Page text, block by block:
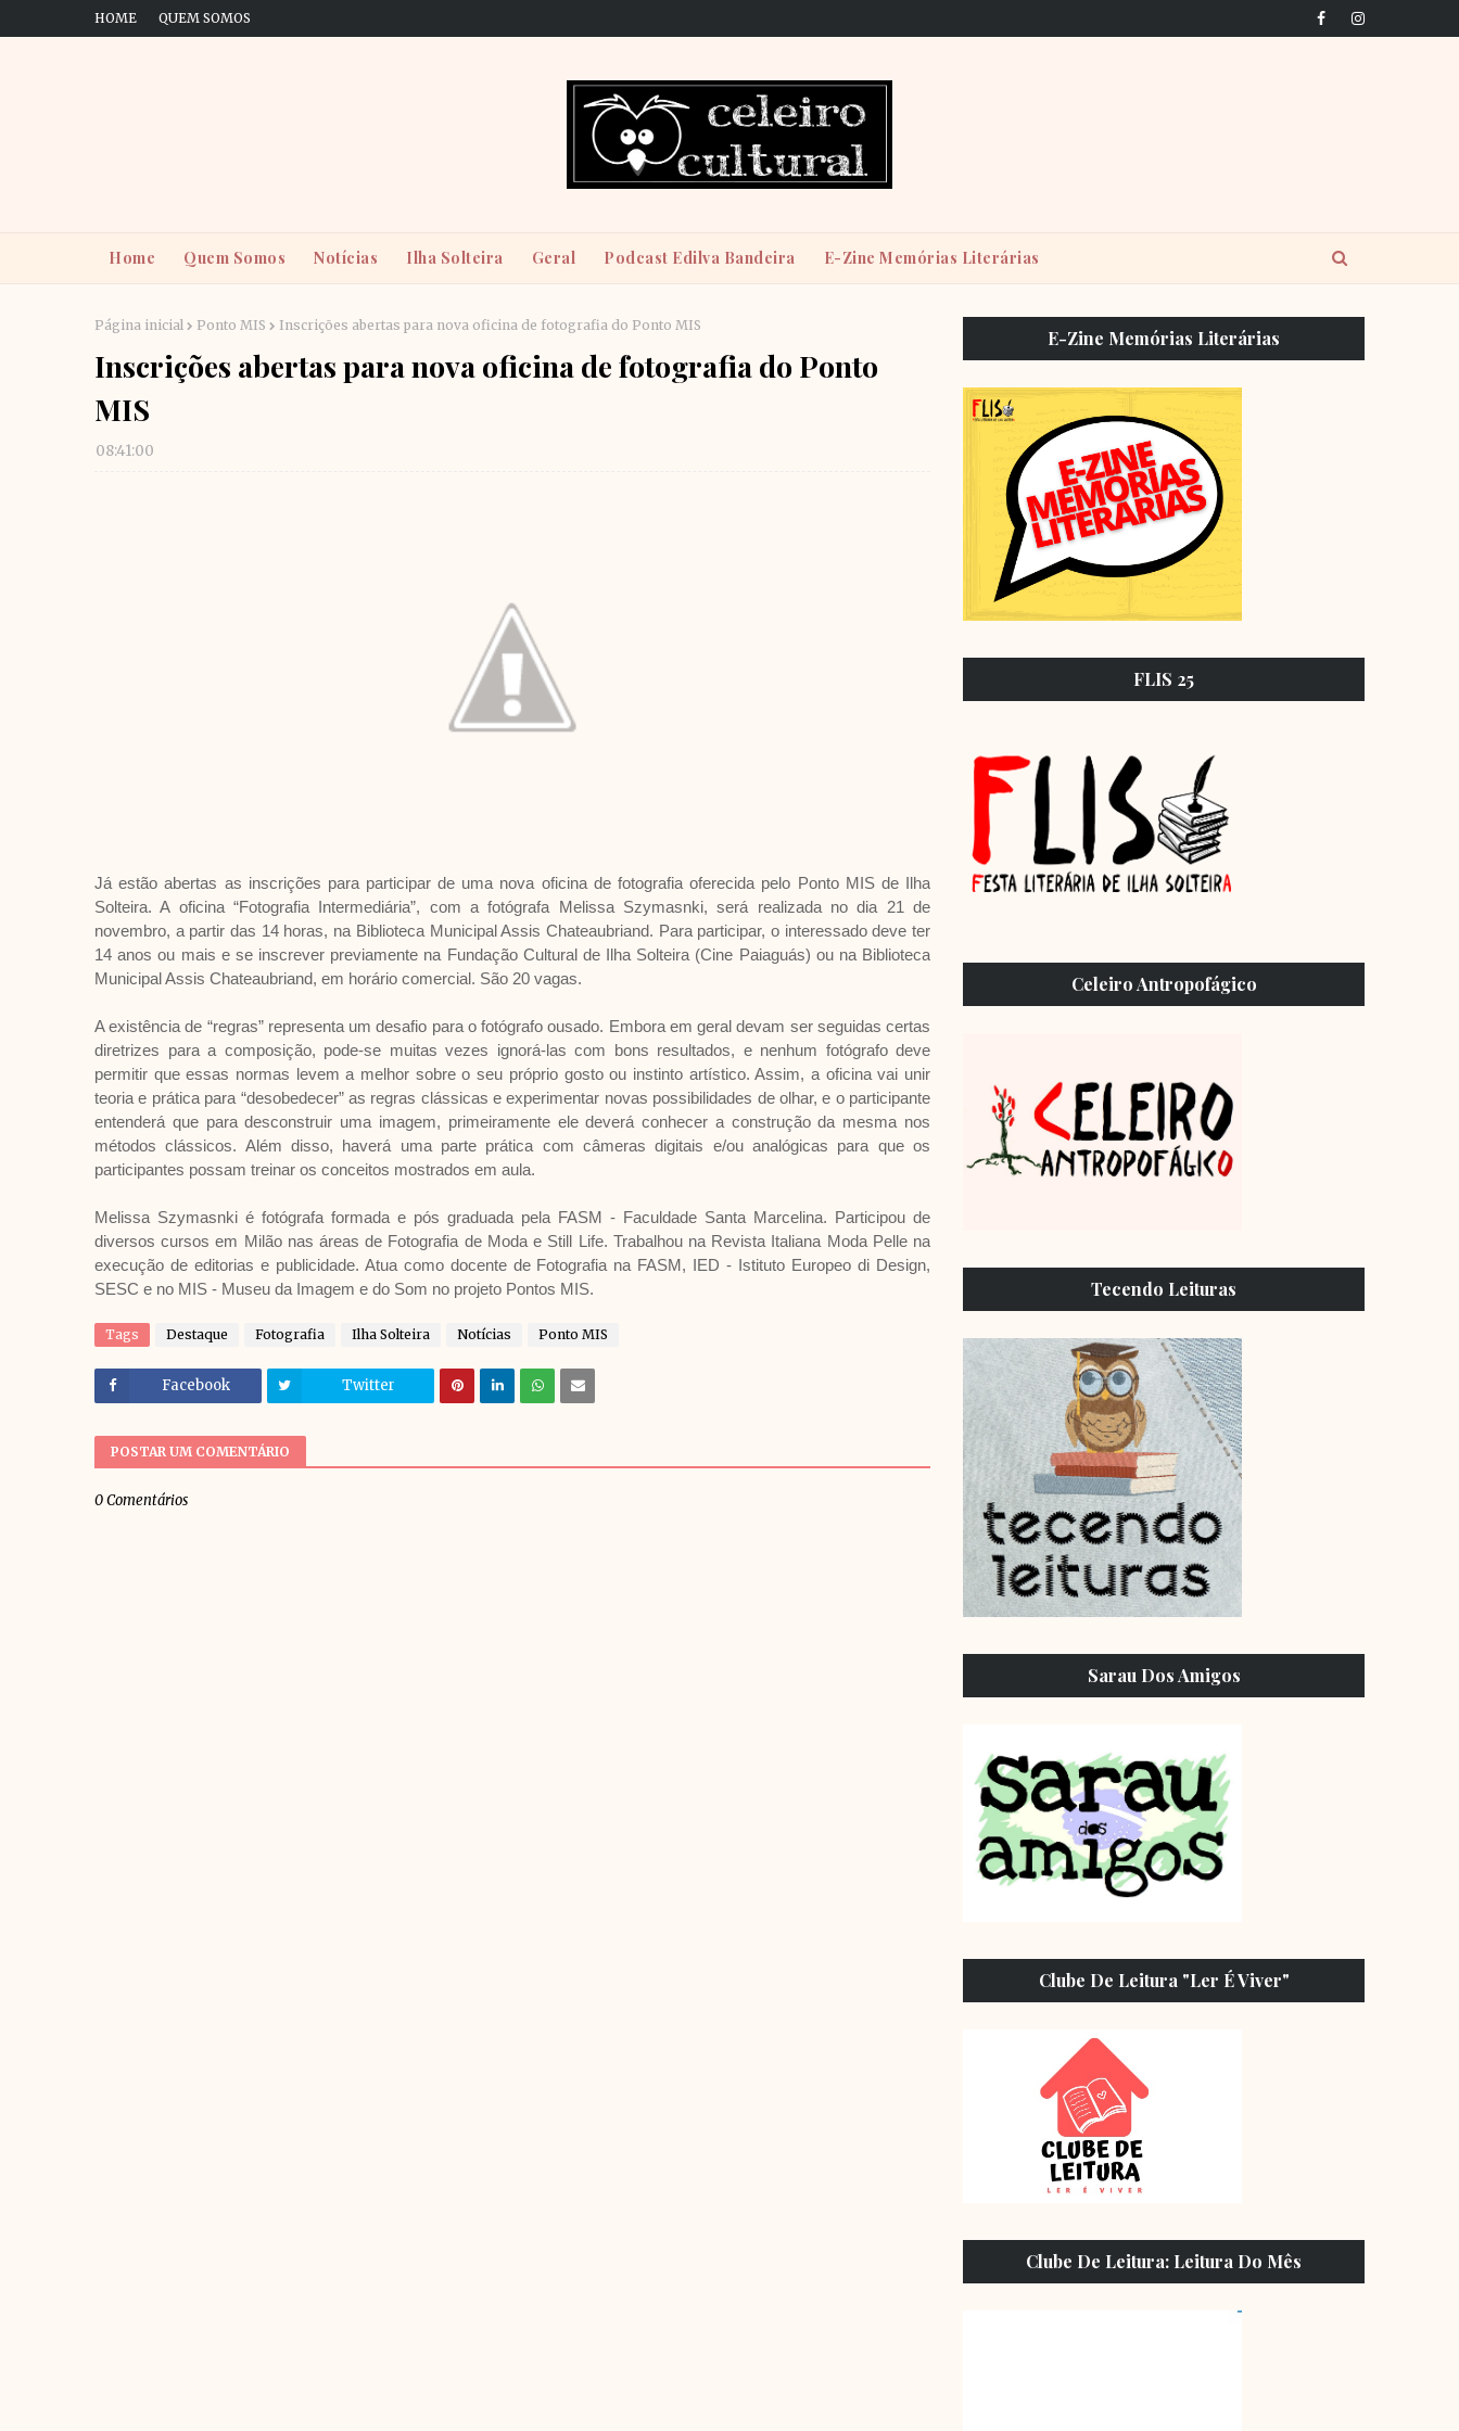
HOME QUEM SOMOS
Home Quem Somos Notícias Ilha Solteira Geral Podcast Edilva Bandeira E-Zine Memórias Literárias
Página inicial Ponto MIS Inscrições abertas para nova oficina de fotografia do Ponto MIS
Inscrições abertas para nova oficina de fotografia do Ponto
MIS
08:41:00
Já estão abertas as inscrições para participar de uma nova oficina de fotografia oferecida pelo Ponto MIS de Ilha
Solteira. A oficina “Fotografia Intermediária”, com a fotógrafa Melissa Szymasnki, será realizada no dia 21 de
novembro, a partir das 14 horas, na Biblioteca Municipal Assis Chateaubriand. Para participar, o interessado deve ter
14 anos ou mais e se inscrever previamente na Fundação Cultural de Ilha Solteira (Cine Paiaguás) ou na Biblioteca
Municipal Assis Chateaubriand, em horário comercial. São 20 vagas.
A existência de “regras” representa um desafio para o fotógrafo ousado. Embora em geral devam ser seguidas certas
diretrizes para a composição, pode-se muitas vezes ignorá-las com bons resultados, e nenhum fotógrafo deve
permitir que essas normas levem a melhor sobre o seu próprio gosto ou instinto artístico. Assim, a oficina vai unir
teoria e prática para “desobedecer” as regras clássicas e experimentar novas possibilidades de olhar, e o participante
entenderá que para desconstruir uma imagem, primeiramente ele deverá conhecer a construção da mesma nos
métodos clássicos. Além disso, haverá uma parte prática com câmeras digitais e/ou analógicas para que os
participantes possam treinar os conceitos mostrados em aula.
Melissa Szymasnki é fotógrafa formada e pós graduada pela FASM - Faculdade Santa Marcelina. Participou de
diversos cursos em Milão nas áreas de Fotografia de Moda e Still Life. Trabalhou na Revista Italiana Moda Pelle na
execução de editorias e publicidade. Atua como docente de Fotografia na FASM, IED - Istituto Europeo di Design,
SESC e no MIS - Museu da Imagem e do Som no projeto Pontos MIS.
Tags Destaque Fotografia Ilha Solteira Notícias Ponto MIS
Facebook Twitter
POSTAR UM COMENTÁRIO
0 Comentários
E-Zine Memórias Literárias
FLIS 25
Celeiro Antropofágico
Tecendo Leituras
Sarau Dos Amigos
Clube De Leitura "Ler É Viver"
Clube De Leitura: Leitura Do Mês